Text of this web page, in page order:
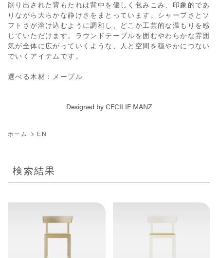
削り出された背もたれは背中を優しく包みこみ、印象的であ
りながら大らかな静けさをまとっています。シャープさとソ
フトさが溶け込むように調和し、どこか工芸的な温もりを感
じていただけます。ラウンドテーブルを囲むやわらかな雰囲
気が全体に広がっていくような、人と空間を穏やかにつない
でいくアイテムです。
選べる木材：メープル
Designed by CECILIE MANZ
ホーム EN
検索結果